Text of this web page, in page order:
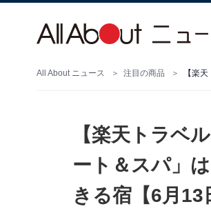
All About ニュース 注目の商品
【楽天トラベ
ート＆スパ」
きる宿【6月13